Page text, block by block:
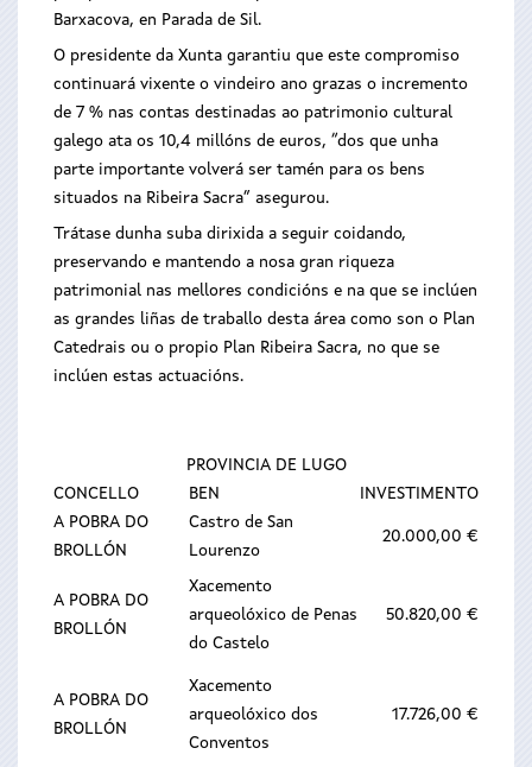
Barxacova, en Parada de Sil.
O presidente da Xunta garantiu que este compromiso
continuará vixente o vindeiro ano grazas o incremento
de 7 % nas contas destinadas ao patrimonio cultural
galego ata os 10,4 millóns de euros, “dos que unha
parte importante volverá ser tamén para os bens
situados na Ribeira Sacra” asegurou.
Trátase dunha suba dirixida a seguir coidando,
preservando e mantendo a nosa gran riqueza
patrimonial nas mellores condicións e na que se inclúen
as grandes liñas de traballo desta área como son o Plan
Catedrais ou o propio Plan Ribeira Sacra, no que se
inclúen estas actuacións.
PROVINCIA DE LUGO
CONCELLO
BEN
INVESTIMENTO
A POBRA DO
BROLLÓN
Castro de San
Lourenzo
20.000,00 €
A POBRA DO
BROLLÓN
Xacemento
arqueolóxico de Penas
do Castelo
50.820,00 €
A POBRA DO
BROLLÓN
Xacemento
arqueolóxico dos
Conventos
17.726,00 €